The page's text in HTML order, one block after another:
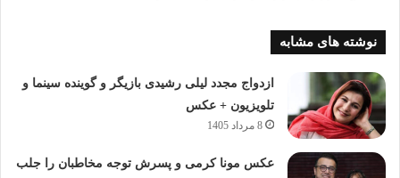
نوشته های مشابه
ازدواج مجدد لیلی رشیدی بازیگر و گوینده سینما و
تلویزیون + عکس
8 مرداد 1405
عکس مونا کرمی و پسرش توجه مخاطبان را جلب